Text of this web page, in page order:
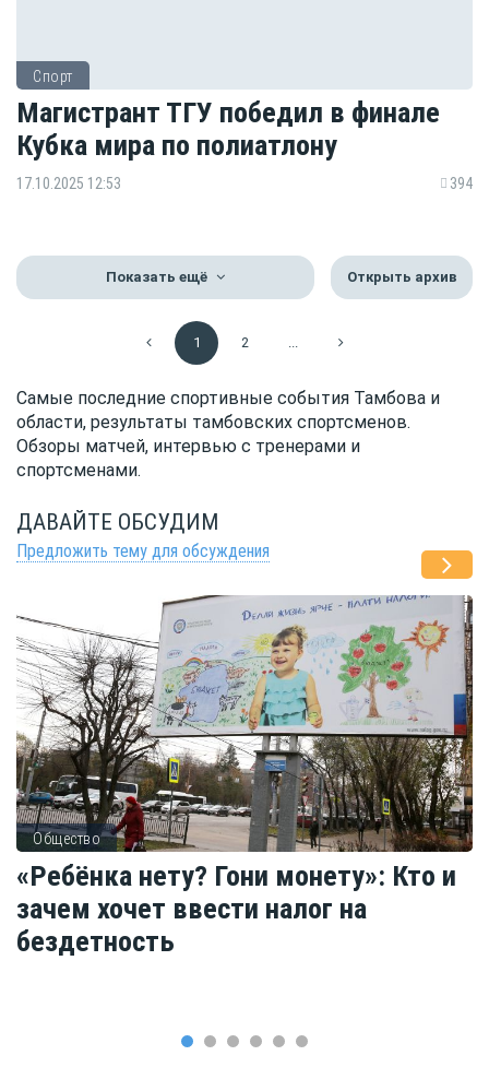
Спорт
Магистрант ТГУ победил в финале
Кубка мира по полиатлону
17.10.2025 12:53 394
Показать ещё Открыть архив
1 2
Самые последние спортивные события Тамбова и
области, результаты тамбовских спортсменов.
Обзоры матчей, интервью с тренерами и
спортсменами.
ДАВАЙТЕ ОБСУДИМ
Предложить тему для обсуждения
Общество
«Ребёнка нету? Гони монету»: Кто и
зачем хочет ввести налог на
бездетность